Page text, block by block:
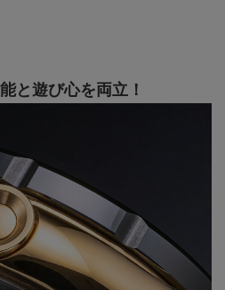
と遊び心を両立！